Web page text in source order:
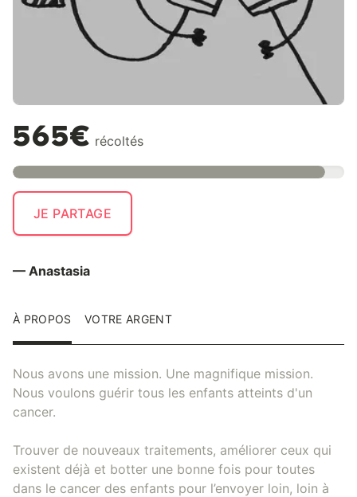
565€ récoltés
JE PARTAGE
— Anastasia
À PROPOS VOTRE ARGENT
Nous avons une mission. Une magnifique mission.
Nous voulons guérir tous les enfants atteints d'un
cancer.
Trouver de nouveaux traitements, améliorer ceux qui
existent déjà et botter une bonne fois pour toutes
dans le cancer des enfants pour l’envoyer loin, loin à